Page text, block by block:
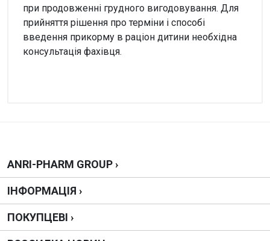
при продовженні грудного вигодовування. Для
прийняття рішення про терміни і способі
введення прикорму в раціон дитини необхідна
консультація фахівця.
Написати відгук
Оцінка
Ваш відгук
ANRI-PHARM GROUP ›
ІНФОРМАЦІЯ ›
ПОКУПЦЕВІ ›